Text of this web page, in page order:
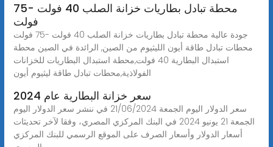
محطة تبادل بطاريات خزانة الصلب 40 فولت -75
فولت
جودة عالية محطة تبادل بطاريات خزانة الصلب 40 فولت -75 فولت
محطات تبادل طاقة أيون الليثيوم من الصين, الرائدة في الصين محطة
استبدال البطارية 40 فولت,محطة استبدال البطاريات للخزانات
الفولاذية,محطات تبادل طاقة ليثيوم أيون
سعر خزانة البطارية عام 2024
سعر الدولار اليوم الجمعة 21/06/2024 في ننشر سعر الدولار اليوم
الجمعة 21 يونيو 2024 في البنك المركزي المصري، وفقا لآخر تحديثات
أسعار الدولار وأسعار الصرف على الموقع الرسمي للبنك المركزي